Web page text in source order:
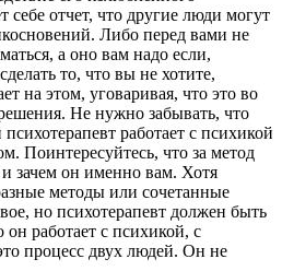
себе отчет, что другие люди могут
Либо перед вами не
а оно вам надо если,
то, что вы не хотите,
на этом, уговаривая, что это во
Не нужно забывать, что
работает с психикой
Поинтересуйтесь, что за метод
и зачем он именно вам. Хотя
методы или сочетанные
но психотерапевт должен быть
работает с психикой, с
процесс двух людей. Он не